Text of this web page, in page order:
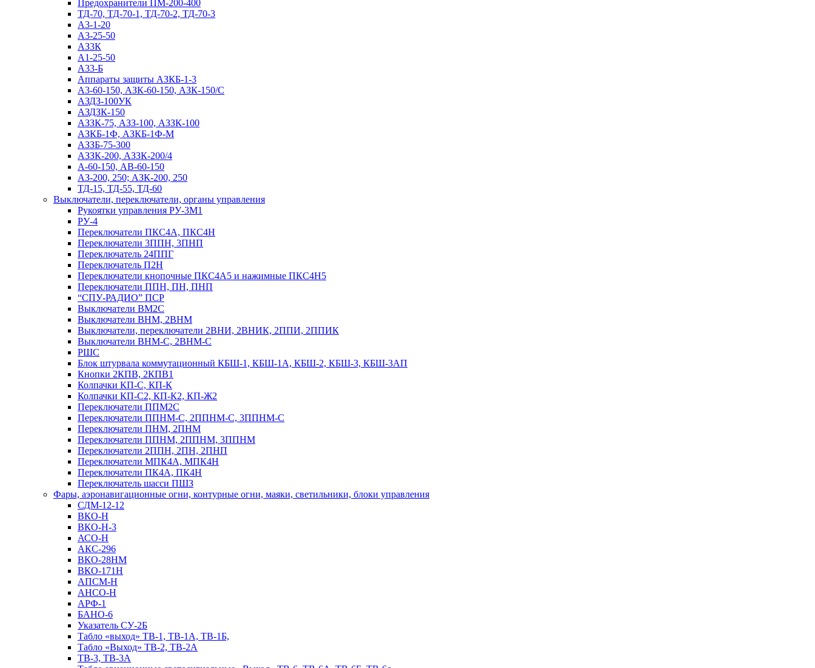
Предохранители ПМ-200-400
ТД-70, ТД-70-1, ТД-70-2, ТД-70-3
А3-1-20
А3-25-50
АЗ3К
А1-25-50
А33-Б
Аппараты защиты АЗКБ-1-3
А3-60-150, АЗК-60-150, АЗК-150/С
АЗДЗ-100УК
АЗДЗК-150
АЗЗК-75, АЗЗ-100, АЗЗК-100
АЗКБ-1Ф, АЗКБ-1Ф-М
АЗЗБ-75-300
АЗЗК-200, АЗЗК-200/4
А-60-150, АВ-60-150
АЗ-200, 250; АЗК-200, 250
ТД-15, ТД-55, ТД-60
Выключатели, переключатели, органы управления
Рукоятки управления РУ-3М1
РУ-4
Переключатели ПКС4А, ПКС4Н
Переключатели 3ППН, 3ПНП
Переключатель 24ППГ
Переключатель П2Н
Переключатели кнопочные ПКС4А5 и нажимные ПКС4Н5
Переключатели ППН, ПН, ПНП
“СПУ-РАДИО” ПСР
Выключатели ВМ2С
Выключатели ВНМ, 2ВНМ
Выключатели, переключатели 2ВНИ, 2ВНИК, 2ППИ, 2ППИК
Выключатели ВНМ-С, 2ВНМ-С
РШС
Блок штурвала коммутационный КБШ-1, КБШ-1А, КБШ-2, КБШ-3, КБШ-3АП
Кнопки 2КПВ, 2КПВ1
Колпачки КП-С, КП-К
Колпачки КП-С2, КП-К2, КП-Ж2
Переключатели ППМ2С
Переключатели ППНМ-С, 2ППНМ-С, 3ППНМ-С
Переключатели ПНМ, 2ПНМ
Переключатели ППНМ, 2ППНМ, 3ППНМ
Переключатели 2ППН, 2ПН, 2ПНП
Переключатели МПК4А, МПК4Н
Переключатели ПК4А, ПК4Н
Переключатель шасси ПШЗ
Фары, аэронавигационные огни, контyрные огни, маяки, светильники, блоки управления
СДМ-12-12
ВКО-Н
ВКО-Н-3
АСО-Н
АКС-296
ВКО-28НМ
ВКО-171Н
АПСМ-Н
АНСО-Н
АРФ-1
БАНО-6
Указатель СУ-2Б
Табло «выход» ТВ-1, ТВ-1А, ТВ-1Б,
Табло «Выход» ТВ-2, ТВ-2А
ТВ-3, ТВ-3А